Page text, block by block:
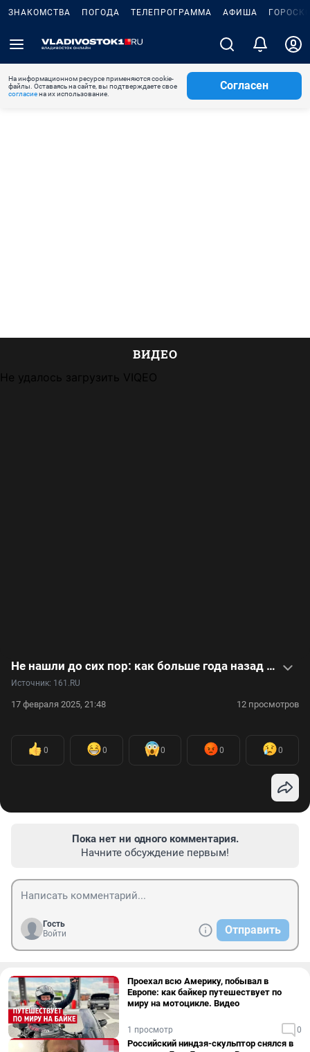
ЗНАКОМСТВА ПОГОДА ТЕЛЕПРОГРАММА АФИША
На информационном ресурсе применяются cookie-
файлы. Оставаясь на сайте, вы подтверждаете свое
согласиена их использование.
Согласен
ВИДЕО
Не удалось загрузить VIQEO
Не нашли до сих пор: как больше года назад бесследно пропала 22-летняя Анна Цомартова. Видео
Источник: 161.RU
17 февраля 2025, 21:48 12 просмотров
0 0 0 0 0
Пока нет ни одного комментария.
Начните обсуждение первым!
Гость
Войти
Отправить
Проехал всю Америку, побывал в
Европе: как байкер путешествует по
миру на мотоцикле. Видео
1 просмотр 0
Российский ниндзя-скульптор снялся в